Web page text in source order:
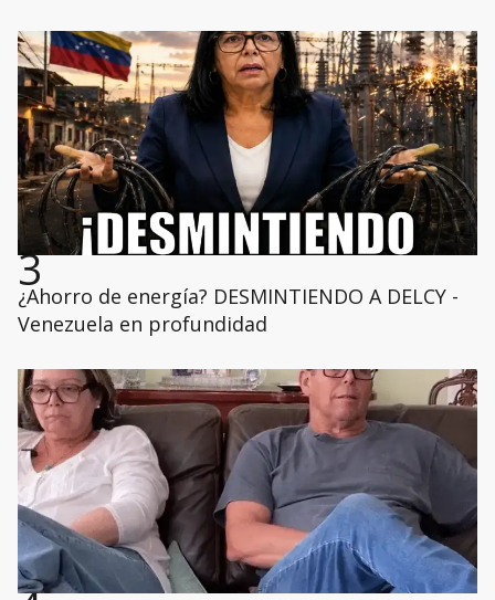
3
¿Ahorro de energía? DESMINTIENDO A DELCY -
Venezuela en profundidad